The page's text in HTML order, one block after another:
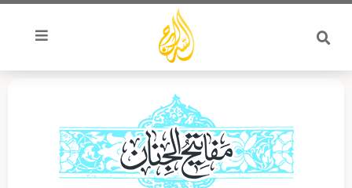
تخطي
المحتوى